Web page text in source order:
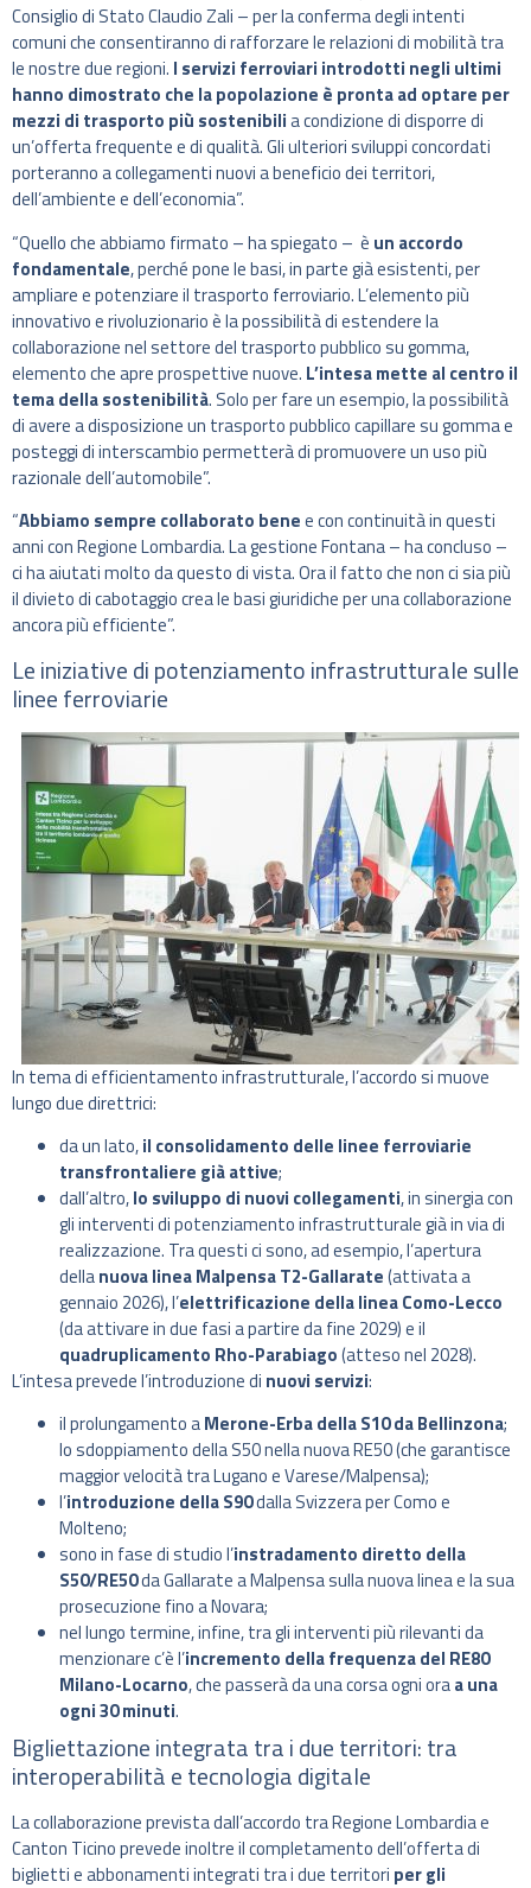
Consiglio di Stato Claudio Zali – per la conferma degli intenti
comuni che consentiranno di rafforzare le relazioni di mobilità tra
le nostre due regioni. I servizi ferroviari introdotti negli ultimi
hanno dimostrato che la popolazione è pronta ad optare per
mezzi di trasporto più sostenibilia condizione di disporre di
un’offerta frequente e di qualità. Gli ulteriori sviluppi concordati
porteranno a collegamenti nuovi a beneficio dei territori,
dell’ambiente e dell’economia”.
“Quello che abbiamo firmato – ha spiegato – è un accordo
fondamentale, perché pone le basi, in parte già esistenti, per
ampliare e potenziare il trasporto ferroviario. L’elemento più
innovativo e rivoluzionario è la possibilità di estendere la
collaborazione nel settore del trasporto pubblico su gomma,
elemento che apre prospettive nuove. L’intesa mette al centro il
tema della sostenibilità. Solo per fare un esempio, la possibilità
di avere a disposizione un trasporto pubblico capillare su gomma e
posteggi di interscambio permetterà di promuovere un uso più
razionale dell’automobile”.
“Abbiamo sempre collaborato benee con continuità in questi
anni con Regione Lombardia. La gestione Fontana – ha concluso –
ci ha aiutati molto da questo di vista. Ora il fatto che non ci sia più
il divieto di cabotaggio crea le basi giuridiche per una collaborazione
ancora più efficiente”.
Le iniziative di potenziamento infrastrutturale sulle
linee ferroviarie
In tema di efficientamento infrastrutturale, l’accordo si muove
lungo due direttrici:
da un lato,il consolidamento delle linee ferroviarie
transfrontaliere già attive;
dall’altro,lo sviluppo di nuovi collegamenti, in sinergia con
gli interventi di potenziamento infrastrutturale già in via di
realizzazione. Tra questi ci sono, ad esempio, l’apertura
dellanuova linea Malpensa T2-Gallarate(attivata a
gennaio 2026), l’elettrificazione della linea Como-Lecco
(da attivare in due fasi a partire da fine 2029) e il
quadruplicamento Rho-Parabiago(atteso nel 2028).
L’intesa prevede l’introduzione di nuovi servizi:
il prolungamento aMerone-Erba della S10 da Bellinzona;
lo sdoppiamento della S50 nella nuova RE50 (che garantisce
maggior velocità tra Lugano e Varese/Malpensa);
l’introduzione della S90dalla Svizzera per Como e
Molteno;
sono in fase di studio l’instradamento diretto della
S50/RE50da Gallarate a Malpensa sulla nuova linea e la sua
prosecuzione fino a Novara;
nel lungo termine, infine, tra gli interventi più rilevanti da
menzionare c’è l’incremento della frequenza del RE80
Milano-Locarno, che passerà da una corsa ogni oraa una
ogni 30 minuti.
Bigliettazione integrata tra i due territori: tra
interoperabilità e tecnologia digitale
La collaborazione prevista dall’accordo tra Regione Lombardia e
Canton Ticino prevede inoltre il completamento dell’offerta di
biglietti e abbonamenti integrati tra i due territori per gli